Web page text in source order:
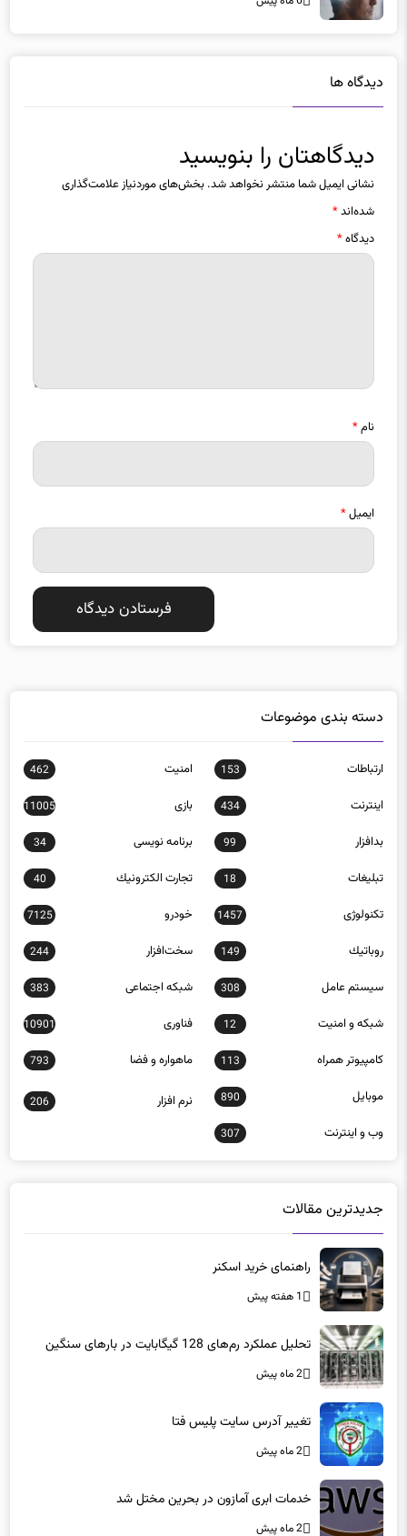
نشانی ایمیل شما منتشر نخواهد شد.بخش‌های موردنیاز علامت‌گذاری
شده‌اند*
دیدگاه*
ایمیل*
ارتباطات
اينترنت 434 بازی 11005
بدافزار 99 برنامه نويسی 34
تبلیغات 18 تجارت الكترونيك 40
تکنولوژی 1457 خودرو 7125
روباتيك 149 سخت‌افزار 244
سيستم عامل 308 شبكه اجتماعی 383
شبكه و امنيت 12 فناوری 10901
كامپيوتر همراه 113 ماهواره و فضا 793
موبايل 890
206
وب و اينترنت 307
راهنمای خرید اسکنر
1 هفته پیش
2 ماه پیش
2 ماه پیش
2 ماه پیش